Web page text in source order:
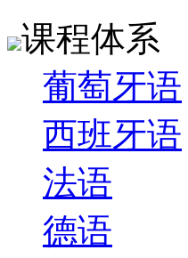
课程体系
葡萄牙语
西班牙语
法语
德语